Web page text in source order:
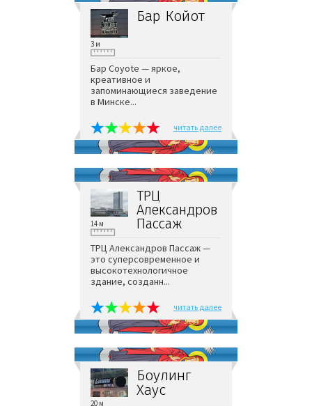
Бар Койот
3 м
Бар Coyote — яркое,
креативное и
запоминающиеся заведение
в Минске...
читать далее
ТРЦ
Александров
Пассаж
14 м
ТРЦ Александров Пассаж —
это суперсовременное и
высокотехнологичное
здание, созданн...
читать далее
Боулинг
Хаус
20 м